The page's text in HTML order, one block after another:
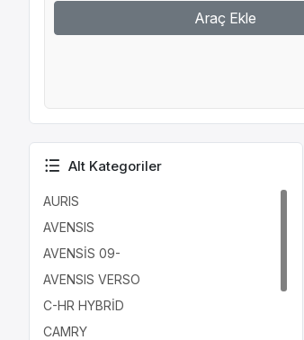
Araç Ekle
Alt Kategoriler
AURIS
AVENSIS
AVENSİS 09-
AVENSIS VERSO
C-HR HYBRİD
CAMRY